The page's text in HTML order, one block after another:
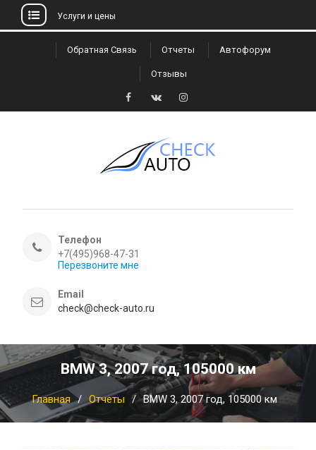
Услуги и цены
Обратная Связь Отчеты Автофорум
Отзывы
Facebook
VK Instagram
Телефон
+7(495)968-47-31
Перезвоните мне
Email
check@check-auto.ru
BMW 3, 2007 год, 105000 км
Главная Отчеты BMW 3, 2007 год, 105000 км